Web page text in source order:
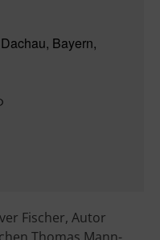
Bayern,
Fischer, Autor